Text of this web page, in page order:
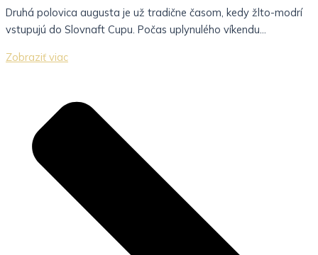
Druhá polovica augusta je už tradične časom, kedy žlto-modrí
vstupujú do Slovnaft Cupu. Počas uplynulého víkendu...
Zobraziť viac